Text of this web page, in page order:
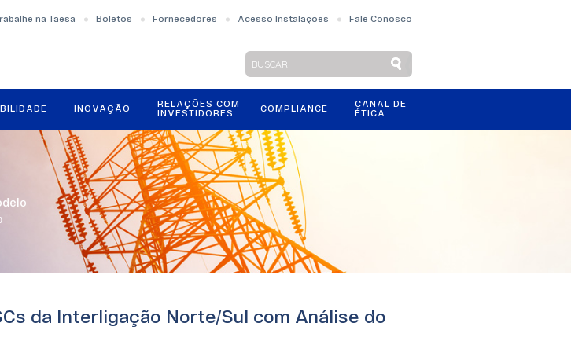
na Taesa Boletos Fornecedores Acesso Instalações Fale Conosco
INOVAÇÃO
RELAÇÕES COM
INVESTIDORES
COMPLIANCE
CANAL DE
ÉTICA
da Interligação Norte/Sul com Análise do